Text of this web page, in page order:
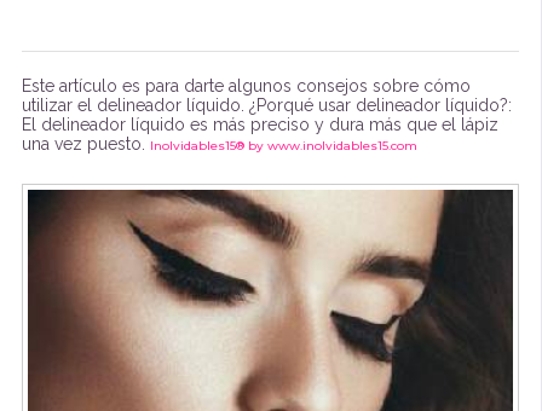
Este artículo es para darte algunos consejos sobre cómo
utilizar el delineador líquido. ¿Porqué usar delineador líquido?:
El delineador líquido es más preciso y dura más que el lápiz
una vez puesto. Inolvidables15® by www.inolvidables15.com